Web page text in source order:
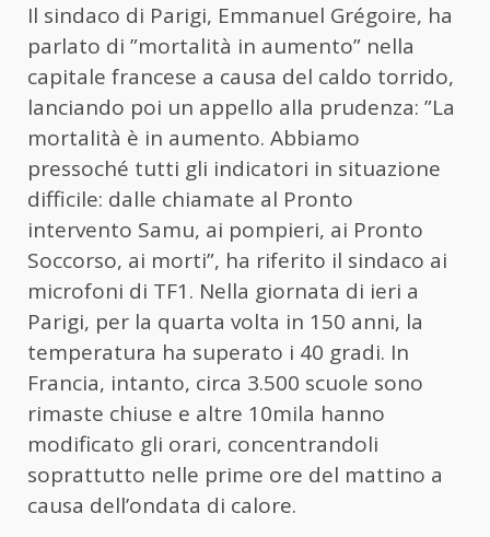
Il sindaco di Parigi, Emmanuel Grégoire, ha
parlato di ”mortalità in aumento” nella
capitale francese a causa del caldo torrido,
lanciando poi un appello alla prudenza: ”La
mortalità è in aumento. Abbiamo
pressoché tutti gli indicatori in situazione
difficile: dalle chiamate al Pronto
intervento Samu, ai pompieri, ai Pronto
Soccorso, ai morti”, ha riferito il sindaco ai
microfoni di TF1. Nella giornata di ieri a
Parigi, per la quarta volta in 150 anni, la
temperatura ha superato i 40 gradi. In
Francia, intanto, circa 3.500 scuole sono
rimaste chiuse e altre 10mila hanno
modificato gli orari, concentrandoli
soprattutto nelle prime ore del mattino a
causa dell’ondata di calore.